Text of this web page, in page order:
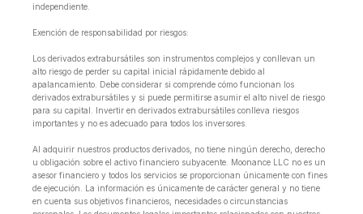
independiente.
Exención de responsabilidad por riesgos:
Los derivados extrabursátiles son instrumentos complejos y conllevan un
alto riesgo de perder su capital inicial rápidamente debido al
apalancamiento. Debe considerar si comprende cómo funcionan los
derivados extrabursátiles y si puede permitirse asumir el alto nivel de riesgo
para su capital. Invertir en derivados extrabursátiles conlleva riesgos
importantes y no es adecuado para todos los inversores.
Al adquirir nuestros productos derivados, no tiene ningún derecho, derecho
u obligación sobre el activo financiero subyacente. Moonance LLC no es un
asesor financiero y todos los servicios se proporcionan únicamente con fines
de ejecución. La información es únicamente de carácter general y no tiene
en cuenta sus objetivos financieros, necesidades o circunstancias